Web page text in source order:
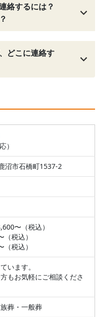
絡するには？
どこに連絡す
）
沼市石橋町1537-2
〜（税込）
税込）
税込）
います。
もお気軽にご相談くださ
葬・一般葬